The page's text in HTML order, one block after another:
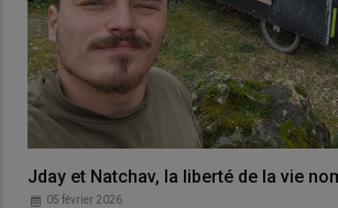
Jday et Natchav, la liberté de la vie
05 février 2026